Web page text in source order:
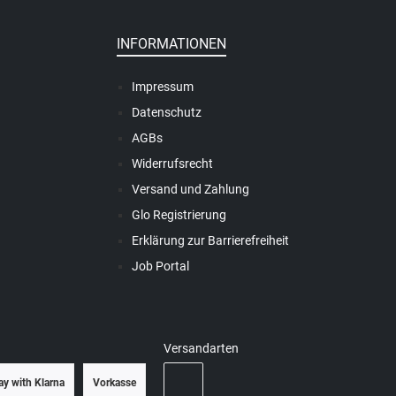
INFORMATIONEN
Impressum
Datenschutz
AGBs
Widerrufsrecht
Versand und Zahlung
Glo Registrierung
Erklärung zur Barrierefreiheit
Job Portal
with Klarna Vorkasse
Versandarten